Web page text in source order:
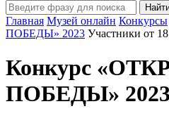
Главная Музей онлайн Конкурсы
ПОБЕДЫ» 2023 Участники от
Конкурс
ПОБЕДЫ» 2023